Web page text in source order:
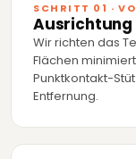
SCHRITT 01 ·
Ausrichtung
Wir richten das
Flächen
Punktkontakt-
Entfernung.